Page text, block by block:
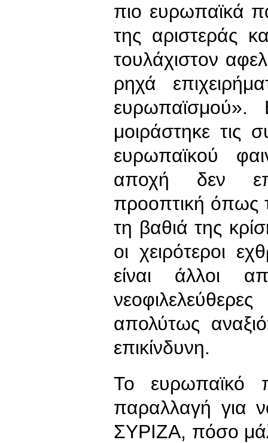
πιο ευρωπαϊκά
της αριστεράς
τουλάχιστον
ρηχά
μοιράστηκε τις
ευρωπαϊκού
αποχή δεν
προοπτική όπως
τη βαθιά της
οι χειρότεροι
είναι άλλοι
απολύτως
επικίνδυνη.
Το ευρωπαϊκό
παραλλαγή για
ΣΥΡΙΖΑ, πόσο